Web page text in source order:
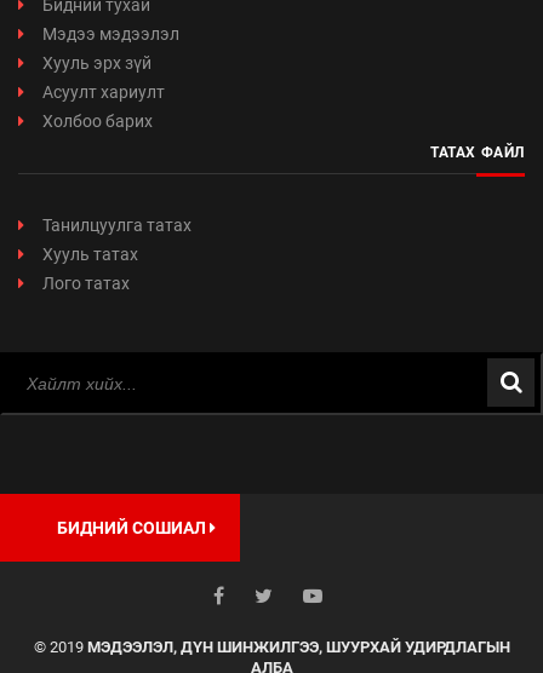
Бидний тухай
Мэдээ мэдээлэл
Хууль эрх зүй
Асуулт хариулт
Холбоо барих
ТАТАХ ФАЙЛ
Танилцуулга татах
Хууль татах
Лого татах
БИДНИЙ СОШИАЛ
© 2019 МЭДЭЭЛЭЛ, ДҮН ШИНЖИЛГЭЭ, ШУУРХАЙ УДИРДЛАГЫН
АЛБА